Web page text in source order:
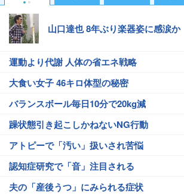
山口達也 8年ぶり楽器姿に感涙か
運動より代謝 人体の省エネ戦略
大食い女子 46キロ体型の秘密
バランスボール毎日10分で20kg減
躁状態引き起こしかねないNG行動
アトピーで「汚い」扱いされ苦悩
認知症研究で「音」注目される
夫の「産後うつ」にみられる症状